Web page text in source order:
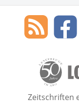
Social Media
Blog
des
Zeitschriften